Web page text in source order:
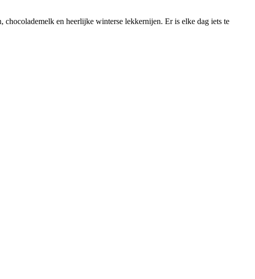
en heerlijke winterse lekkernijen. Er is elke dag iets te